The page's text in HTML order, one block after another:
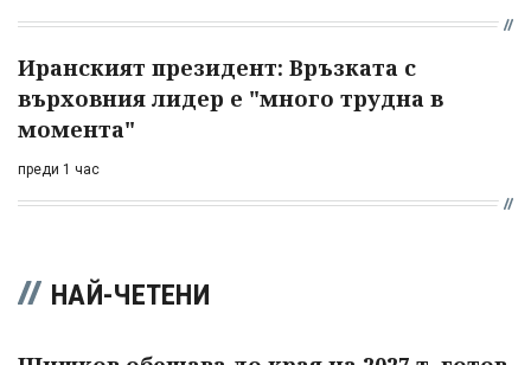
Иранският президент: Връзката с
върховния лидер е "много трудна в
момента"
преди 1 час
НАЙ-ЧЕТЕНИ